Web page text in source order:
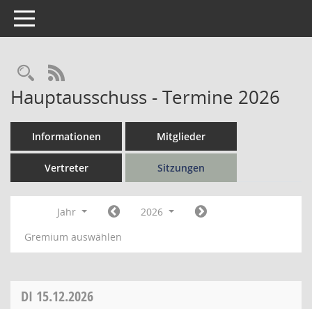
Toggle navigation
Rechercheauswahl
RSS-Feed
Hauptausschuss - Termine 2026
Informationen Mitglieder
Vertreter Sitzungen
Jahr
2026
Gremium auswählen
DI 15.12.2026